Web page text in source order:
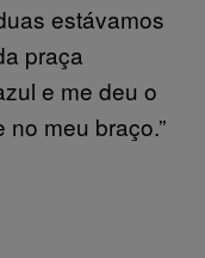
estávamos
praça
e me deu o
meu braço.”